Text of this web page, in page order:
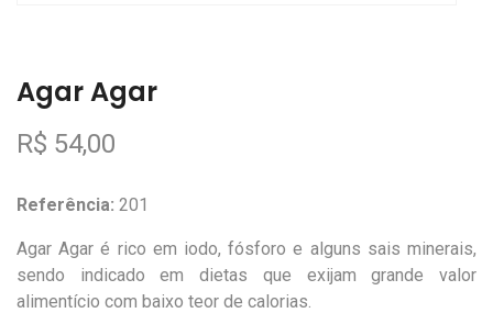
Agar Agar
R$ 54,00
Referência: 201
Agar Agar é rico em iodo, fósforo e alguns sais minerais,
sendo indicado em dietas que exijam grande valor
alimentício com baixo teor de calorias.